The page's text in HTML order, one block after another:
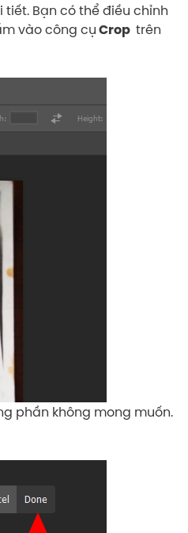
Bạn có thể điều chỉnh
vào công cụCrop trên
phần không mong muốn.